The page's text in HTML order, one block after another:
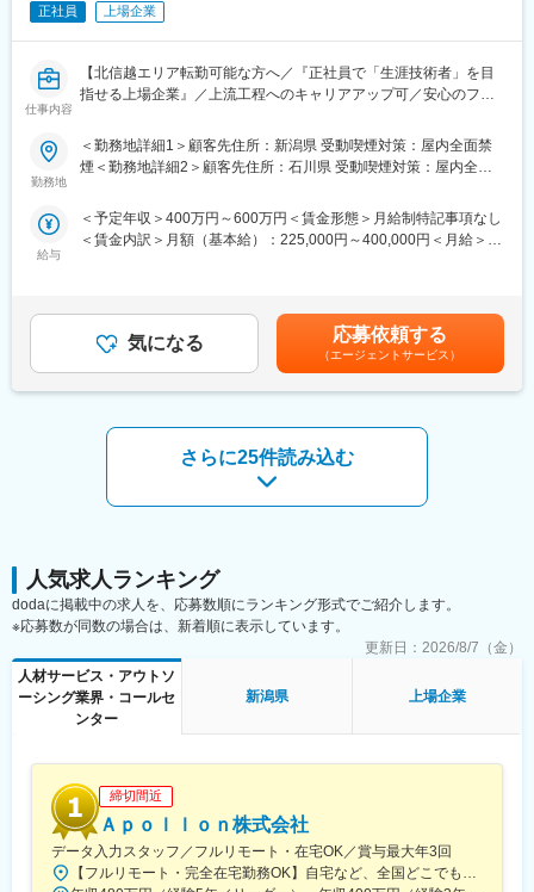
健全)／さらに売上・経常利益ともに年々増加傾向／株式上場後は
【エンジニアとしてのキャリアアップ】取引社数700社以上であ
り、上流工程にも携われます。様々のな大手企業の最先端プロジ
知識や経験を重ねることができます。
【幅広いキャリアプラン】エンジニアサポートシステム(ESS)が確
た派遣先を選定することができます。キャリアパスに関しても志
向を考慮し、スペシャリスト、現場・請負マネジメント、管理経
間/有給取得率74％/男性の育児・看護休暇も運用実績あり/子ども
手当(18歳まで月1万円)/育児休暇取得率100％(※くるみんマーク取
得企業)/育児休暇からの復帰率92％
正社員 上場企業
仕事内容
【北信越エリア転勤可能な方へ／『正社員で「生涯技術者」を目
指せる上場企業』／上流工程へのキャリアアップ可／安心のフォ
■担当業務：自動車、家電製品、通信機器、航空宇宙機器等の設計
開発及び、解析業務を担当していただきます。具体的には、自動
ラ、洗濯機、冷蔵庫など）、通信、OA機器（携帯電話、ノート
PC、プリンター、FAXなど）、航空機、各種製造装置など他多数
います。自己啓発のための通信教育講座も充実しています。受講
料は終了時に全額会社負担となり、報奨金も贈呈されます。
■同社の魅力：
「心の福利厚生」：技術者が快適な就業環境を維持できるよう、
・営業担当による密なフォロー：各営業担当はきちんとフォロー
できる担当人数（20～40名）を担当します。週1回～月1回まで各
技術者に合わせた頻度で連絡をし、目指すキャリアや人生設計の
方向性、職場環境の改善等の悩み相談まで話し合い、技術者の希
・年1回の営業所集会：社内方針の共有及び社内人脈形成の場があ
ります。
・メンター制度：異なる派遣先の社員同士がグループを組み、仕
事や技術に対する相談などを受け付ける制度があります。月1回、
勉強会を行っているグループもあるとのこと。
・社内掲示板：特定派遣の企業ですと、派遣元の企業への帰属意
識がなくなりがちですが、社内掲示板にて異なる派遣先の社員と
技術的な質問からおすすめのお店まで情報交換することができま
業部でのイベントを行っております。また、フットサル、テニ
ス、ゴルフ、ダーツ、野球等の同好会活動も盛んです。
勤務地
＜勤務地詳細1＞顧客先住所：新潟県 受動喫煙対策：屋内全面禁
煙＜勤務地詳細2＞顧客先住所：石川県 受動喫煙対策：屋内全面
面禁煙
給与
＜予定年収＞400万円～600万円＜賃金形態＞月給制特記事項なし
＜賃金内訳＞月額（基本給）：225,000円～400,000円＜月給＞
アップに繋がります。所定外労働手当は全額支給です。■昇給年1
回、賞与年2回【年収例】年収450万円／28歳(経験5年)、年収595
万円／38歳(経験15年)賃金はあくまでも目安の金額であり、選考
を通じて上下する可能性があります。月給(月額)は固定手当を含め
気になる 応募依頼する
（エージェントサービス）
さらに25件読み込む
人気求人ランキング
dodaに掲載中の求人を、応募数順にランキング形式でご紹介します。
※応募数が同数の場合は、新着順に表示しています。
更新日： 2026/8/7（金）
人材サービス・アウトソ
ーシング業界・コールセ
ンター
新潟県 上場企業
締切間近
Ａｐｏｌｌｏｎ株式会社
データ入力スタッフ／フルリモート・在宅OK／賞与最大年3回